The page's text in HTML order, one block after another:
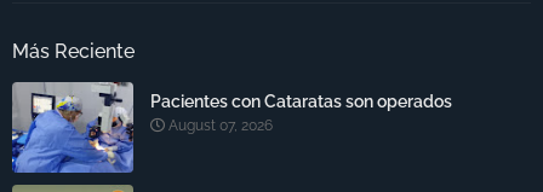
Más Reciente
Pacientes con Cataratas son operados
August 07, 2026